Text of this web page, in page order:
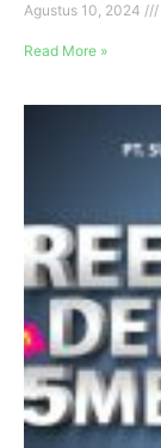
Agustus 10, 2024
Read More »